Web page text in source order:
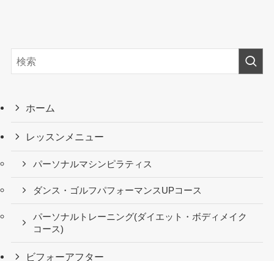
ホーム
レッスンメニュー
パーソナルマシンピラティス
ダンス・ゴルフパフォーマンスUPコース
パーソナルトレーニング(ダイエット・ボディメイク
コース)
ビフォーアフター